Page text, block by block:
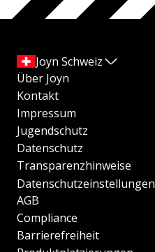
Joyn Schweiz
Über Joyn
Kontakt
Impressum
Jugendschutz
Datenschutz
Transparenzhinweise
Datenschutzeinstellungen
AGB
Compliance
Barrierefreiheit